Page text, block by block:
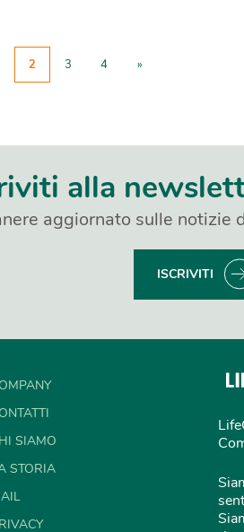
2 3 4 »
alla
aggiornato sulle notizie
ISCRIVITI
SIAMO
STORIA